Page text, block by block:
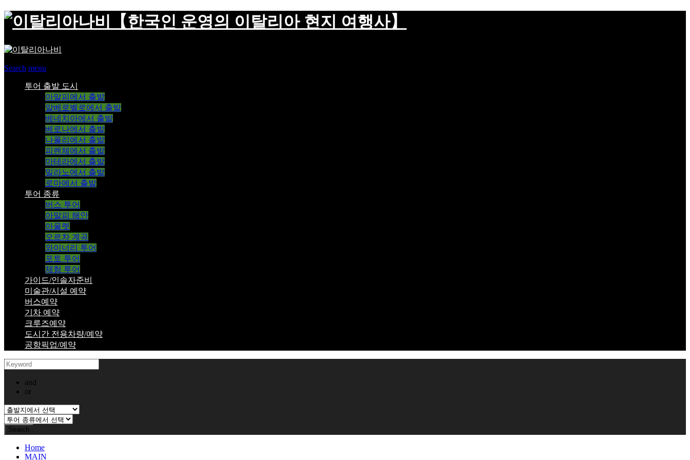
【한국인 운영의 이탈리아 현지 여행사】
Search menu
투어 출발 도시
아말피에서 출발
알베로벨로에서 출발
베네치아에서 출발
베로나에서 출발
나폴리에서 출발
피렌체에서 출발
마테라에서 출발
밀라노에서 출발
로마에서 출발
투어 종류
버스 투어
아말피 해안
아울렛
오르차 계곡
와이너리 투어
포토 투어
체험 투어
가이드/인솔자준비
미술관/시설 예약
버스예약
기차 예약
크루즈예약
도시간 전용차량/예약
공항픽업/예약
and
or
Home
MAIN